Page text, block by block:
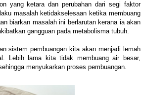
yang ketara dan perubahan dari segi faktor
masalah ketidakselesaan ketika membuang
biarkan masalah ini berlarutan kerana ia akan
gangguan pada metabolisma tubuh.
sistem pembuangan kita akan menjadi lemah
Lebih lama kita tidak membuang air besar,
menyukarkan proses pembuangan.